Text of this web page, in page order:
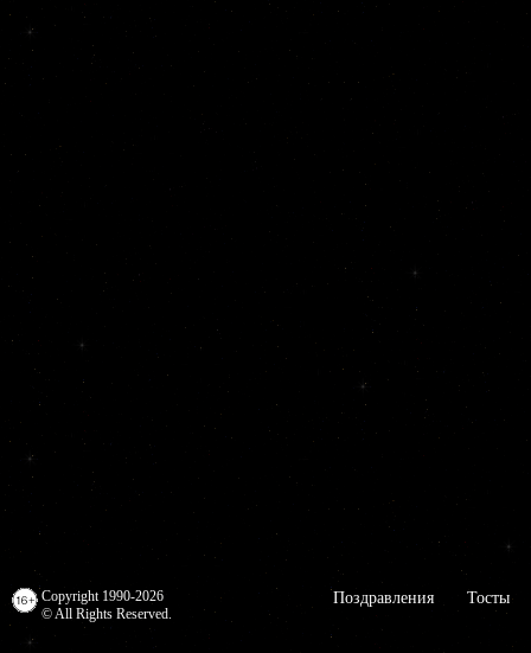
Copyright 1990-2026
© All Rights Reserved.
Поздравления Тосты